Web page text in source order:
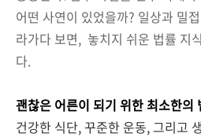
어떤 사연이 있었을까? 일상과 밀
라가다 보면, 놓치지 쉬운 법률 지
다.
괜찮은 어른이 되기 위한 최소한의
건강한 식단, 꾸준한 운동, 그리고